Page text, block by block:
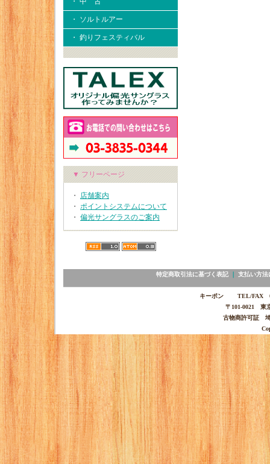
・ ソルトルアー
・ 釣りフェスティバル
▼ フリーページ
・ 店舗案内
・ ポイントシステムについて
・ 偏光サングラスのご案内
特定商取引法に基づく表記｜ 支払い方法
キーポン TEL/FAX
〒101-0021 東
古物商許可証